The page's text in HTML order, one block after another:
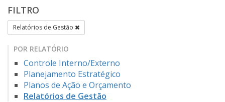
FILTRO
Relatórios de Gestão
POR RELATÓRIO
Controle Interno/Externo
Planejamento Estratégico
Planos de Ação e Orçamento
Relatórios de Gestão